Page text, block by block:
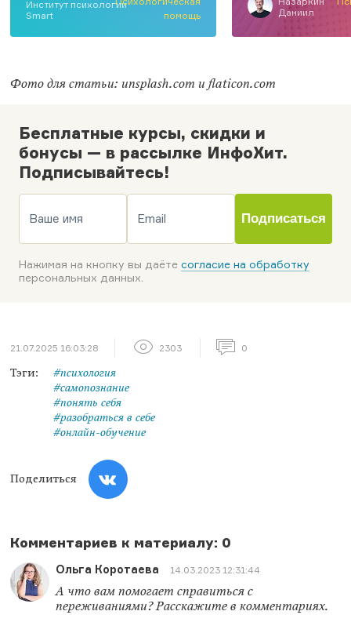
Институт психологии
Smart
помощь
Даниил
Фото для статьи: unsplash.com и flaticon.com
Бесплатные курсы, скидки и
бонусы — в рассылке ИнфоХит.
Подписывайтесь!
Ваше имя Email Подписаться
Нажимая на кнопку вы даёте согласие на обработку
персональных данных.
21.07.2025 16:03:28 2303 0
Тэги:
#психология
#самопознание
#понять себя
#разобраться в себе
#онлайн-обучение
Поделиться
Комментариев к материалу: 0
Ольга Коротаева 14.03.2023 12:31:44
А что вам помогает справиться с
переживаниями? Расскажите в комментариях.